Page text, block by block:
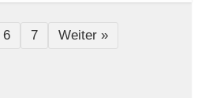
6 7 Weiter »